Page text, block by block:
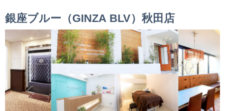
銀座ブルー（GINZA BLV）秋田店